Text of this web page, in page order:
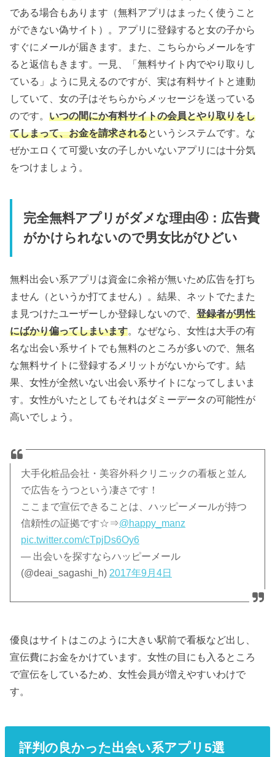
である場合もあります（無料アプリはまったく使うこと
ができない偽サイト）。アプリに登録すると女の子から
すぐにメールが届きます。また、こちらからメールをす
ると返信もきます。一見、「無料サイト内でやり取りし
ている」ように見えるのですが、実は有料サイトと連動
していて、女の子はそちらからメッセージを送っている
のです。いつの間にか有料サイトの会員とやり取りをし
てしまって、お金を請求されるというシステムです。な
ぜかエロくて可愛い女の子しかいないアプリには十分気
をつけましょう。
完全無料アプリがダメな理由④：広告費
がかけられないので男女比がひどい
無料出会い系アプリは資金に余裕が無いため広告を打ち
ません（というか打てません）。結果、ネットでたまた
ま見つけたユーザーしか登録しないので、登録者が男性
にばかり偏ってしまいます 。なぜなら、女性は大手の有
名な出会い系サイトでも無料のところが多いので、無名
な無料サイトに登録するメリットがないからです。結
果、女性が全然いない出会い系サイトになってしまいま
す。女性がいたとしてもそれはダミーデータの可能性が
高いでしょう。
大手化粧品会社・美容外科クリニックの看板と並ん
で広告をうつという凄さです！
ここまで宣伝できることは、ハッピーメールが持つ
信頼性の証拠です☆⇒@happy_manz
pic.twitter.com/cTpjDs6Oy6
— 出会いを探すならハッピーメール
(@deai_sagashi_h) 2017年9月4日
優良はサイトはこのように大きい駅前で看板など出し、
宣伝費にお金をかけています。女性の目にも入るところ
で宣伝をしているため、女性会員が増えやすいわけで
す。
評判の良かった出会い系アプリ5選